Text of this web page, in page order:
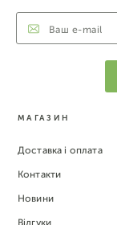
МАГАЗИН
Доставка і оплата
Контакти
Новини
Відгуки